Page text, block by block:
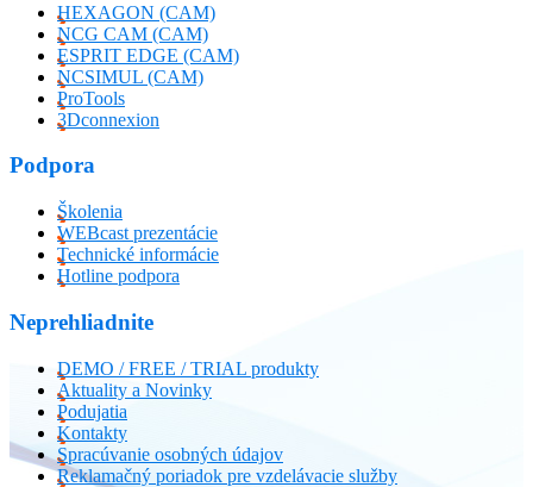
HEXAGON (CAM)
NCG CAM (CAM)
ESPRIT EDGE (CAM)
NCSIMUL (CAM)
ProTools
3Dconnexion
Podpora
Školenia
WEBcast prezentácie
Technické informácie
Hotline podpora
Neprehliadnite
DEMO / FREE / TRIAL produkty
Aktuality a Novinky
Podujatia
Kontakty
Spracúvanie osobných údajov
Reklamačný poriadok pre vzdelávacie služby